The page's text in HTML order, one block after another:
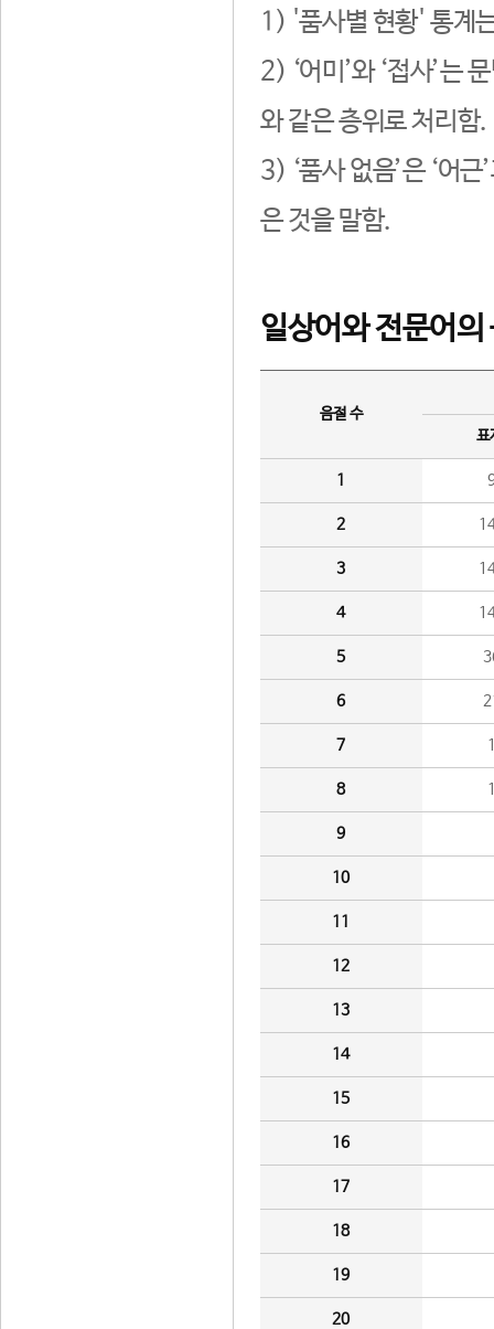
1) '품사별 현황' 통계
2) ‘어미’와 ‘접사’는
와 같은 층위로 처리함.
3) ‘품사 없음’은 ‘어
은 것을 말함.
일상어와 전문어의
음절 수
표
1
2
3
4
5
6
7
8
9
10
11
12
13
14
15
16
17
18
19
20